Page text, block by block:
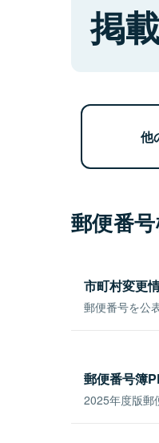
掲
他
郵便番
市町村変更
郵便番号を公
郵便番号簿
2025年度版郵